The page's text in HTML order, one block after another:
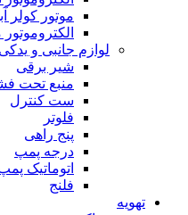
موتور کولر
لوازم جانبی و یدکی
شیر برقی
منبع تحت
ست کنترل
فلوتر
پنج راهی
درجه پمپ
اتوماتیک
فلنج
تهویه